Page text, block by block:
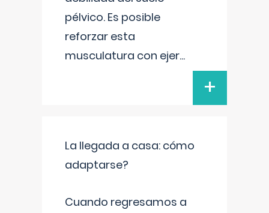
pélvico. Es posible
reforzar esta
musculatura con ejer...
+
La llegada a casa: cómo
adaptarse?
Cuando regresamos a